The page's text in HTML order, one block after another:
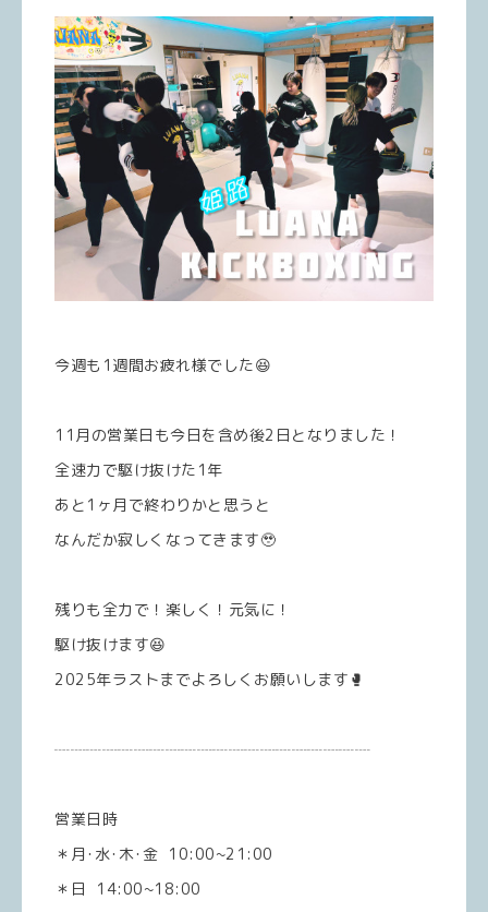
今週も1週間お疲れ様でした😆
11月の営業日も今日を含め後2日となりました！
全速力で駆け抜けた1年
あと1ヶ月で終わりかと思うと
なんだか寂しくなってきます🥹
残りも全力で！楽しく！元気に！
駆け抜けます😆
2025年ラストまでよろしくお願いします🥊
┈┈┈┈┈┈┈┈┈┈┈┈┈┈┈┈┈┈┈┈
営業日時
＊月･水･木･金 10:00~21:00
＊日 14:00~18:00